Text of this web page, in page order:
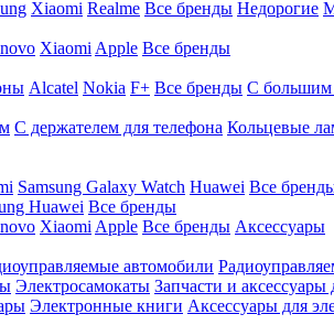
Xiaomi Realme Все бренды Недорогие
Xiaomi Apple Все бренды
Alcatel Nokia F+ Все бренды С большим
C держателем для телефона Кольцевые
Samsung Galaxy Watch Huawei Все
Huawei Все бренды
Xiaomi Apple Все бренды Аксессуары
автомобили
Электросамокаты Запчасти и аксессуары
Электронные книги Аксессуары для